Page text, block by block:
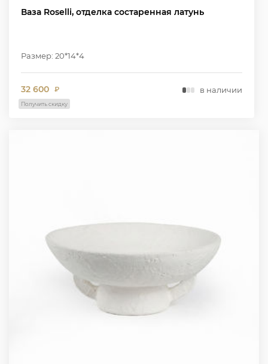
Ваза Roselli, отделка состаренная латунь
Размер: 20*14*4
32 600 ₽ в наличии
Получить скидку